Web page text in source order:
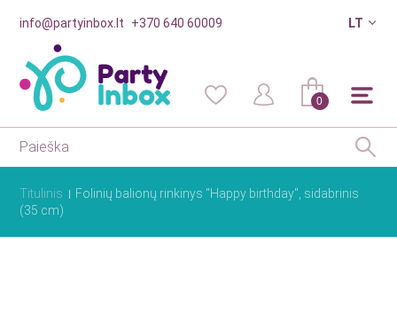
info@partyinbox.lt +370 640 60009 LT
0
Titulinis
Folinių balionų rinkinys "Happy birthday", sidabrinis
(35 cm)